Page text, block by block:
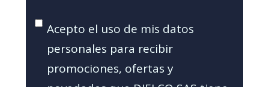
Acepto el uso de mis datos
personales para recibir
promociones, ofertas y